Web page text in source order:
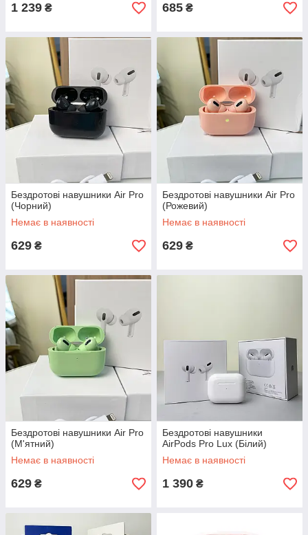
1 239 ₴ 685 ₴
Бездротові навушники Air Pro
(Чорний)
Немає в наявності
629 ₴
Бездротові навушники Air Pro
(Рожевий)
Немає в наявності
629 ₴
Бездротові навушники Air Pro
(М'ятний)
Немає в наявності
629 ₴
Бездротові навушники
AirPods Pro Lux (Білий)
Немає в наявності
1 390 ₴